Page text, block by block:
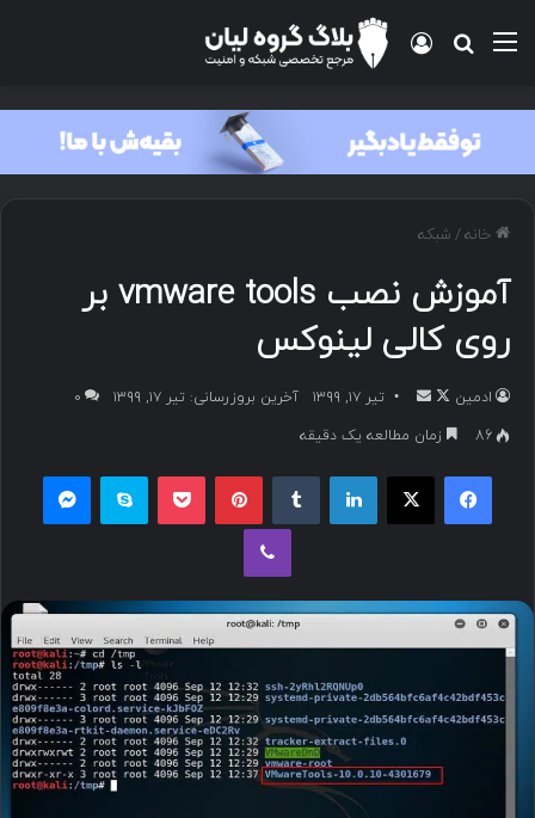
منو جستجو برای
ورود
خانه/ شبکه
آموزش نصب vmware tools بر
روی کالی لینوکس
ادمین
د
ر
ن
ک
ی
ل
ا
ل
تیر ۱۷, ۱۳۹۹ آخرین بروزرسانی: تیر ۱۷, ۱۳۹۹
۰
86
زمان مطالعه یک دقیقه
فیسبوک ایکس لینکداین پینتریست پاکت اسکایپ
وایبر